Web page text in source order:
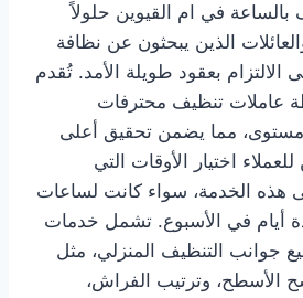
في ام القيوين حلولاً
الذين يبحثون عن نظافة
الالتزام بعقود طويلة الأمد. تُقدم
عاملات تنظيف محترفات
مما يضمن تحقيق أعلى
اختيار الأوقات التي
هذه الخدمة، سواء كانت لساعات
أيام في الأسبوع. تشمل خدمات
جوانب التنظيف المنزلي، مثل
الأسطح، وترتيب الفراش،